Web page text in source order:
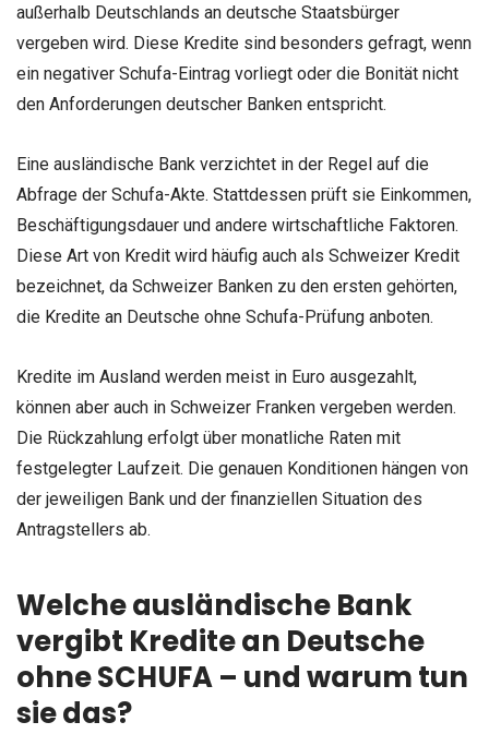
außerhalb Deutschlands an deutsche Staatsbürger
vergeben wird. Diese Kredite sind besonders gefragt, wenn
ein negativer Schufa-Eintrag vorliegt oder die Bonität nicht
den Anforderungen deutscher Banken entspricht.
Eine ausländische Bank verzichtet in der Regel auf die
Abfrage der Schufa-Akte. Stattdessen prüft sie Einkommen,
Beschäftigungsdauer und andere wirtschaftliche Faktoren.
Diese Art von Kredit wird häufig auch als Schweizer Kredit
bezeichnet, da Schweizer Banken zu den ersten gehörten,
die Kredite an Deutsche ohne Schufa-Prüfung anboten.
Kredite im Ausland werden meist in Euro ausgezahlt,
können aber auch in Schweizer Franken vergeben werden.
Die Rückzahlung erfolgt über monatliche Raten mit
festgelegter Laufzeit. Die genauen Konditionen hängen von
der jeweiligen Bank und der finanziellen Situation des
Antragstellers ab.
Welche ausländische Bank
vergibt Kredite an Deutsche
ohne SCHUFA – und warum tun
sie das?